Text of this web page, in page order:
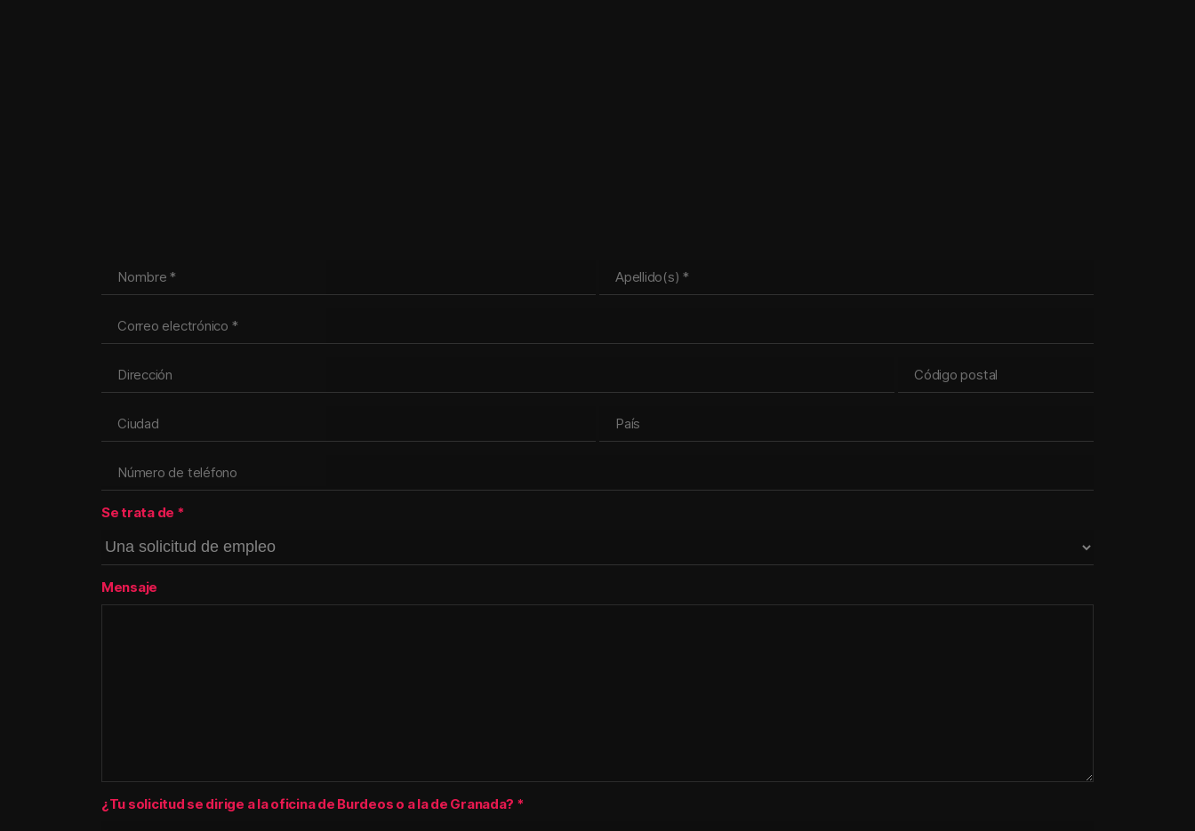
Se trata de *
Mensaje
¿Tu solicitud se dirige a la oficina de Burdeos o a la de Granada? *